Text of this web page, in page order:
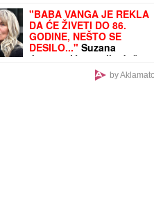
"BABA VANGA JE REKLA
DA ĆE ŽIVETI DO 86.
GODINE, NEŠTO SE
DESILO..." Suzana
Jovanović otvorila dušu
o odlasku Saše Popovića
i otkrila da li se vraća na
by